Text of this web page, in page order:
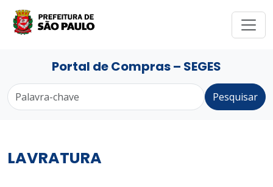
Portal de Compras – SEGES
Pesquisar
LAVRATURA